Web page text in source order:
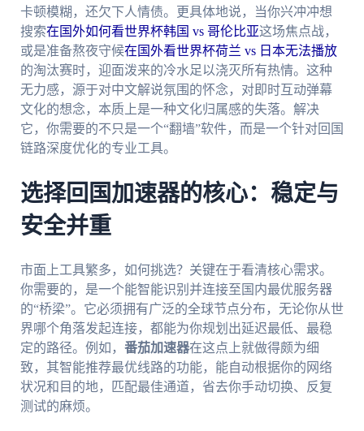
卡顿模糊，还欠下人情债。更具体地说，当你兴冲冲想
搜索在国外如何看世界杯韩国 vs 哥伦比亚这场焦点战，
或是准备熬夜守候在国外看世界杯荷兰 vs 日本无法播放
的淘汰赛时，迎面泼来的冷水足以浇灭所有热情。这种
无力感，源于对中文解说氛围的怀念，对即时互动弹幕
文化的想念，本质上是一种文化归属感的失落。解决
它，你需要的不只是一个“翻墙”软件，而是一个针对回国
链路深度优化的专业工具。
选择回国加速器的核心：稳定与
安全并重
市面上工具繁多，如何挑选？关键在于看清核心需求。
你需要的，是一个能智能识别并连接至国内最优服务器
的“桥梁”。它必须拥有广泛的全球节点分布，无论你从世
界哪个角落发起连接，都能为你规划出延迟最低、最稳
定的路径。例如， 番茄加速器在这点上就做得颇为细
致，其智能推荐最优线路的功能，能自动根据你的网络
状况和目的地，匹配最佳通道，省去你手动切换、反复
测试的麻烦。